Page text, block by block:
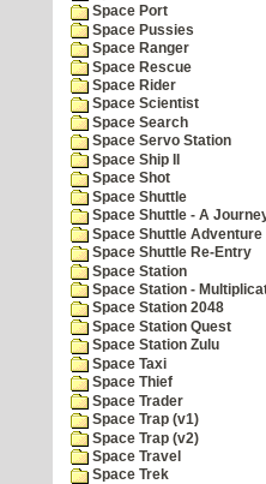
Space Port
Space Pussies
Space Ranger
Space Rescue
Space Rider
Space Scientist
Space Search
Space Servo Station
Space Ship II
Space Shot
Space Shuttle
Space Shuttle - A
Space Shuttle Adventure
Space Shuttle Re-Entry
Space Station
Space Station -
Space Station 2048
Space Station Quest
Space Station Zulu
Space Taxi
Space Thief
Space Trader
Space Trap (v1)
Space Trap (v2)
Space Travel
Space Trek